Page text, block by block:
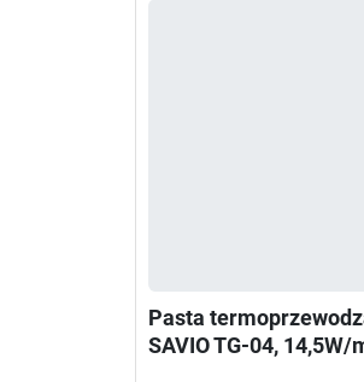
Pasta
SAVIO TG-04, 14,5W/